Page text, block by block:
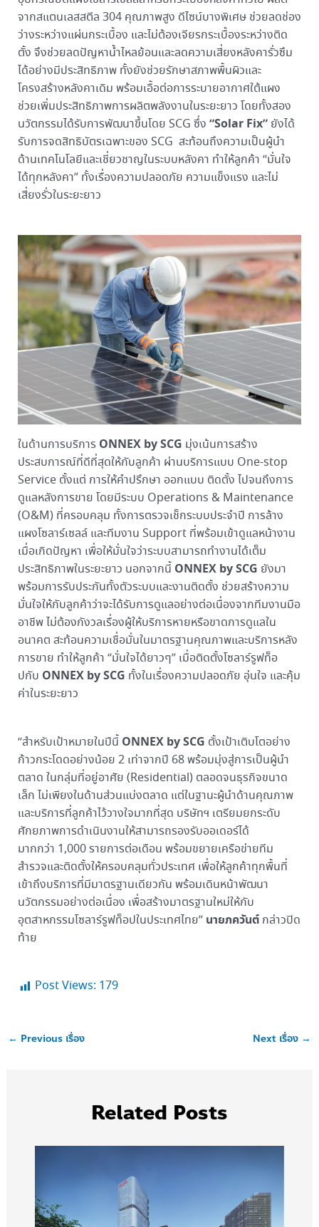
จากสแตนเลสสตีล 304 คุณภาพสูง ดีไซน์บางพิเศษ ช่วยลดช่อง
ว่างระหว่างแผ่นกระเบื้อง และไม่ต้องเจียรกระเบื้องระหว่างติด
ตั้ง จึงช่วยลดปัญหาน้ำไหลย้อนและลดความเสี่ยงหลังคารั่วซึม
ได้อย่างมีประสิทธิภาพ ทั้งยังช่วยรักษาสภาพพื้นผิวและ
โครงสร้างหลังคาเดิม พร้อมเอื้อต่อการระบายอากาศใต้แผง
ช่วยเพิ่มประสิทธิภาพการผลิตพลังงานในระยะยาว โดยทั้งสอง
นวัตกรรมได้รับการพัฒนาขึ้นโดย SCG ซึ่ง “Solar Fix”ยังได้
รับการจดสิทธิบัตรเฉพาะของ SCG สะท้อนถึงความเป็นผู้นำ
ด้านเทคโนโลยีและเชี่ยวชาญในระบบหลังคา ทำให้ลูกค้า “มั่นใจ
ได้ทุกหลังคา” ทั้งเรื่องความปลอดภัย ความแข็งแรง และไม่
เสี่ยงรั่วในระยะยาว
ในด้านการบริการ ONNEX by SCG มุ่งเน้นการสร้าง
ประสบการณ์ที่ดีที่สุดให้กับลูกค้า ผ่านบริการแบบ One-stop
Service ตั้งแต่ การให้คำปรึกษา ออกแบบ ติดตั้ง ไปจนถึงการ
ดูแลหลังการขาย โดยมีระบบ Operations & Maintenance
(O&M) ที่ครอบคลุม ทั้งการตรวจเช็กระบบประจำปี การล้าง
แผงโซลาร์เซลล์ และทีมงาน Support ที่พร้อมเข้าดูแลหน้างาน
เมื่อเกิดปัญหา เพื่อให้มั่นใจว่าระบบสามารถทำงานได้เต็ม
ประสิทธิภาพในระยะยาว นอกจากนี้ ONNEX by SCG ยังมา
พร้อมการรับประกันทั้งตัวระบบและงานติดตั้ง ช่วยสร้างความ
มั่นใจให้กับลูกค้าว่าจะได้รับการดูแลอย่างต่อเนื่องจากทีมงานมือ
อาชีพ ไม่ต้องกังวลเรื่องผู้ให้บริการหายหรือขาดการดูแลใน
อนาคต สะท้อนความเชื่อมั่นในมาตรฐานคุณภาพและบริการหลัง
การขาย ทำให้ลูกค้า “มั่นใจได้ยาวๆ” เมื่อติดตั้งโซลาร์รูฟท็อ
ปกับ ONNEX by SCG ทั้งในเรื่องความปลอดภัย อุ่นใจ และคุ้ม
ค่าในระยะยาว
“สำหรับเป้าหมายในปีนี้ ONNEX by SCG ตั้งเป้าเติบโตอย่าง
ก้าวกระโดดอย่างน้อย 2 เท่าจากปี 68 พร้อมมุ่งสู่การเป็นผู้นำ
ตลาด ในกลุ่มที่อยู่อาศัย (Residential) ตลอดจนธุรกิจขนาด
เล็ก ไม่เพียงในด้านส่วนแบ่งตลาด แต่ในฐานะผู้นำด้านคุณภาพ
และบริการที่ลูกค้าไว้วางใจมากที่สุด บริษัทฯ เตรียมยกระดับ
ศักยภาพการดำเนินงานให้สามารถรองรับออเดอร์ได้
มากกว่า 1,000 รายการต่อเดือน พร้อมขยายเครือข่ายทีม
สำรวจและติดตั้งให้ครอบคลุมทั่วประเทศ เพื่อให้ลูกค้าทุกพื้นที่
เข้าถึงบริการที่มีมาตรฐานเดียวกัน พร้อมเดินหน้าพัฒนา
นวัตกรรมอย่างต่อเนื่อง เพื่อสร้างมาตรฐานใหม่ให้กับ
อุตสาหกรรมโซลาร์รูฟท็อปในประเทศไทย” นายภควันต์ กล่าวปิด
ท้าย
Post Views: 179
← Previous เรื่อง Next เรื่อง →
Related Posts